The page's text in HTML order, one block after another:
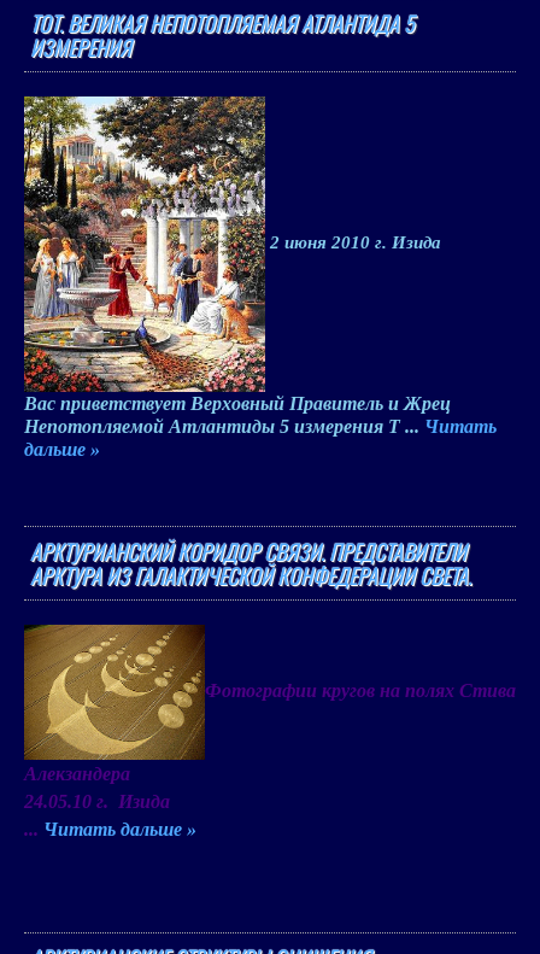
ТОТ. ВЕЛИКАЯ НЕПОТОПЛЯЕМАЯ АТЛАНТИДА 5
ИЗМЕРЕНИЯ
2 июня 2010 г. Изида
Вас приветствует Верховный Правитель и Жрец
Непотопляемой Атлантиды 5 измерения Т... Читать
дальше »
АРКТУРИАНСКИЙ КОРИДОР СВЯЗИ. ПРЕДСТАВИТЕЛИ
АРКТУРА ИЗ ГАЛАКТИЧЕСКОЙ КОНФЕДЕРАЦИИ СВЕТА.
Фотографии кругов на полях Стива
Алекзандера
24.05.10 г. Изида
... Читать дальше »